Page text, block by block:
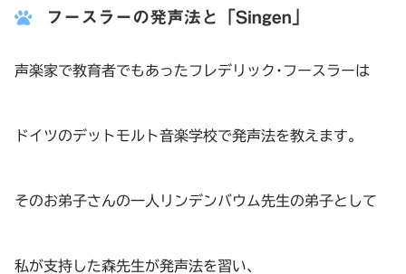
フースラーの発声法と「Singen」
声楽家で教育者でもあったフレデリック･フースラーは
ドイツのデットモルト音楽学校で発声法を教えます。
そのお弟子さんの一人リンデンバウム先生の弟子として
私が支持した森先生が発声法を習い、